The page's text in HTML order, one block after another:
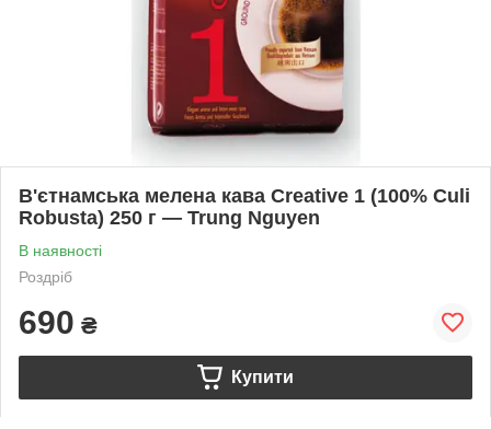
В'єтнамська мелена кава Creative 1 (100% Culi
Robusta) 250 г — Trung Nguyen
В наявності
Роздріб
690 ₴
Купити